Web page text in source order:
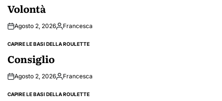
Volontà
Agosto 2, 2026PostedFrancesca
POSTED
CAPIRE LE BASI DELLA ROULETTE
Consiglio
Agosto 2, 2026PostedFrancesca
POSTED
CAPIRE LE BASI DELLA ROULETTE